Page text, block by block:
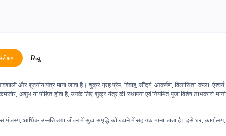
रिव्यु
और पूजनीय यंत्र माना जाता है। शुक्र ग्रह प्रेम, विवाह, सौंदर्य, आकर्षण, विलासिता, कला, ऐश्वर्य,
अशुभ या पीड़ित होता है, उनके लिए शुक्र यंत्र की स्थापना एवं नियमित पूजा विशेष लाभकारी मानी
आर्थिक उन्नति तथा जीवन में सुख-समृद्धि को बढ़ाने में सहायक माना जाता है। इसे घर, कार्यालय,